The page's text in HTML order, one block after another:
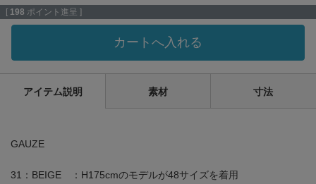
[ 198 ポイント進呈 ]
カートへ入れる
アイテム説明 素材 寸法
GAUZE
31：BEIGE ：H175cmのモデルが48サイズを着用